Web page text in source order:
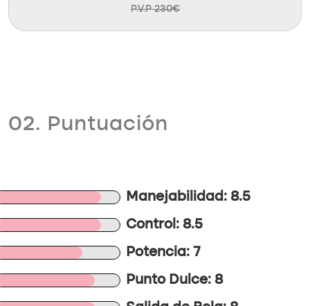
P.V.P 230€
02. Puntuación
Manejabilidad: 8.5
Control: 8.5
Potencia: 7
Punto Dulce: 8